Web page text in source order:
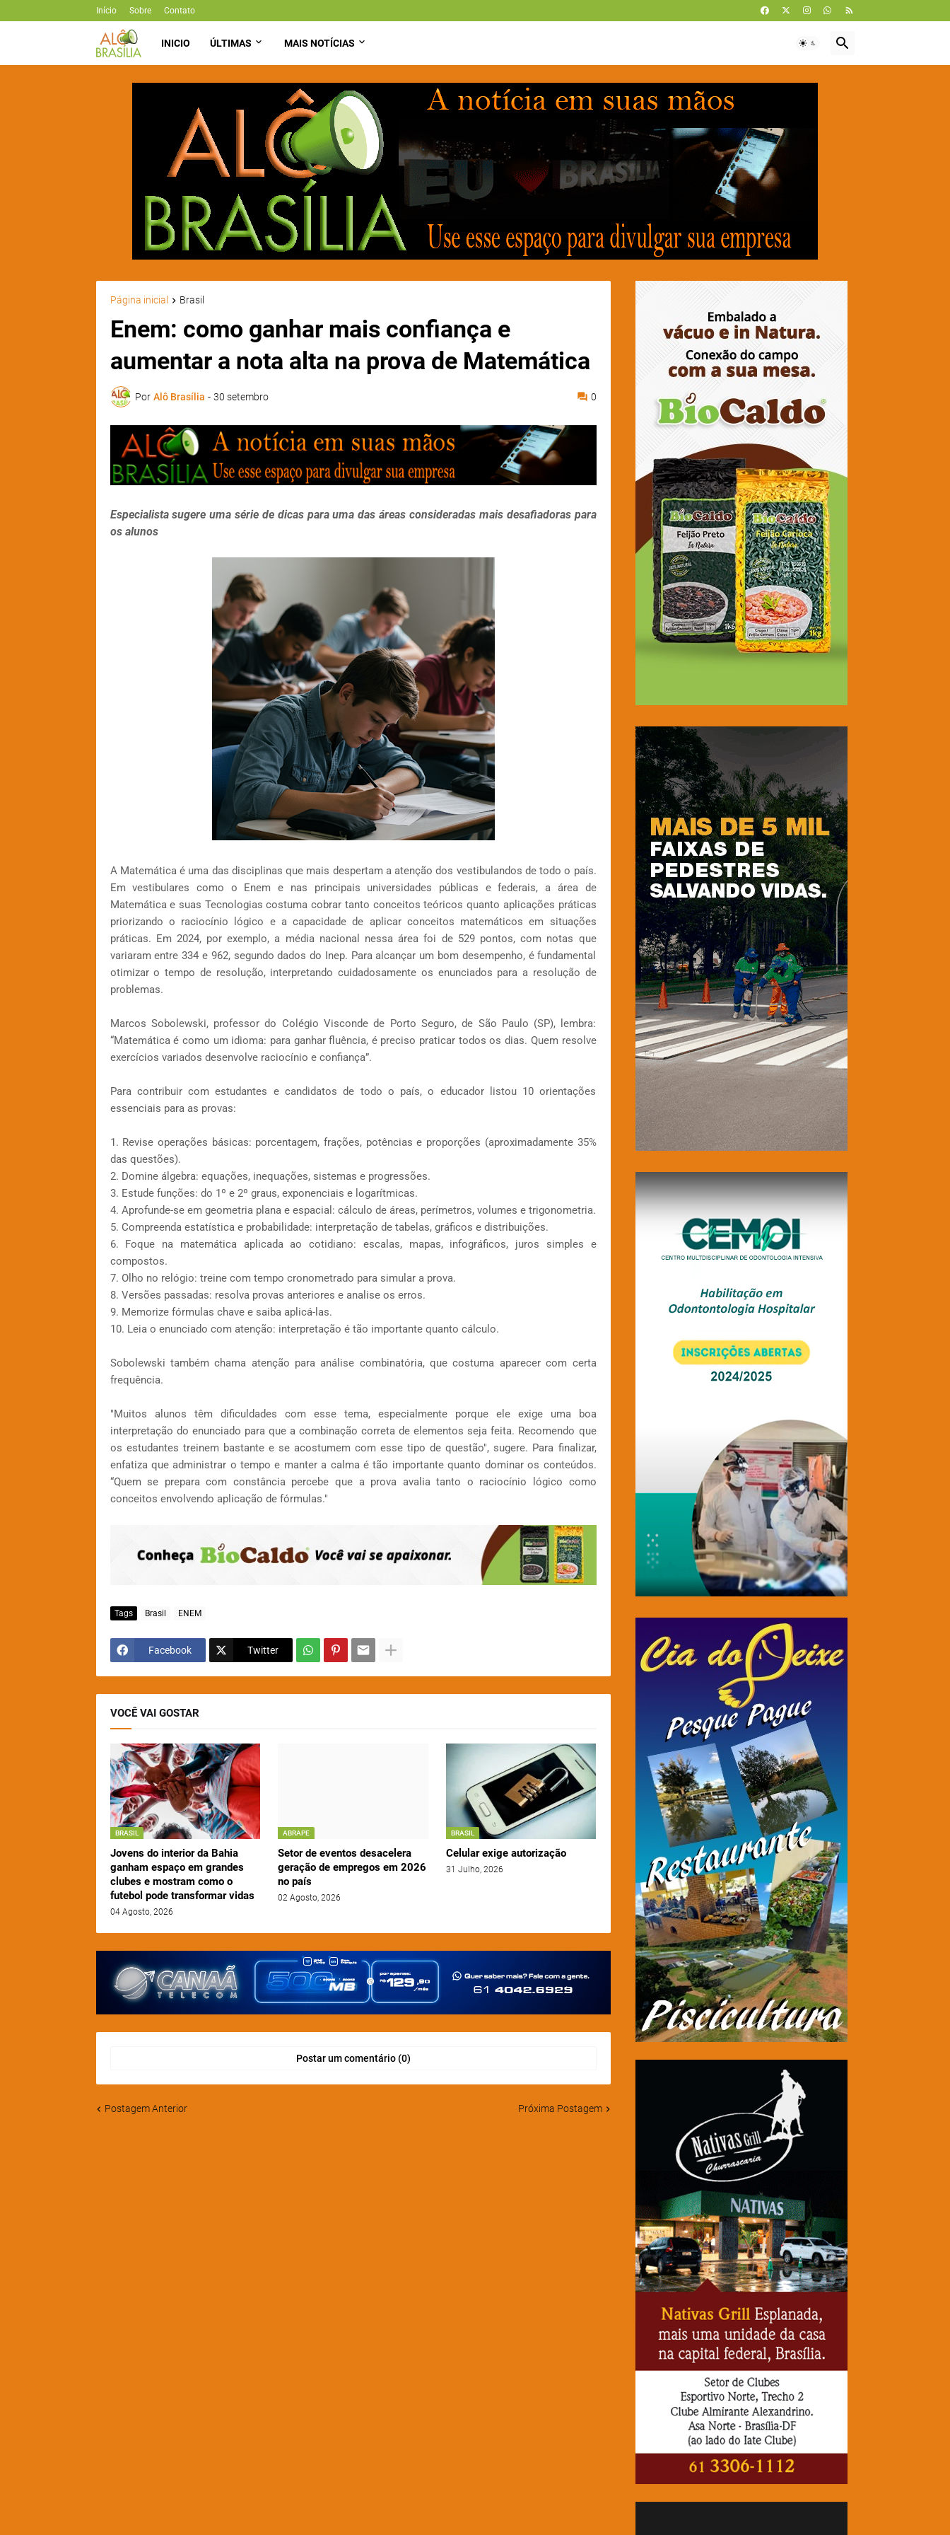
Início Sobre Contato
INICIO ÚLTIMAS MAIS NOTÍCIAS
Página inicial Brasil
Enem: como ganhar mais confiança e
aumentar a nota alta na prova de Matemática
Por Alô Brasília - 30 setembro 0
Especialista sugere uma série de dicas para uma das áreas consideradas mais desafiadoras para
os alunos
A Matemática é uma das disciplinas que mais despertam a atenção dos vestibulandos de todo o país.
Em vestibulares como o Enem e nas principais universidades públicas e federais, a área de
Matemática e suas Tecnologias costuma cobrar tanto conceitos teóricos quanto aplicações práticas
priorizando o raciocínio lógico e a capacidade de aplicar conceitos matemáticos em situações
práticas. Em 2024, por exemplo, a média nacional nessa área foi de 529 pontos, com notas que
variaram entre 334 e 962, segundo dados do Inep. Para alcançar um bom desempenho, é fundamental
otimizar o tempo de resolução, interpretando cuidadosamente os enunciados para a resolução de
problemas.
Marcos Sobolewski, professor do Colégio Visconde de Porto Seguro, de São Paulo (SP), lembra:
“Matemática é como um idioma: para ganhar fluência, é preciso praticar todos os dias. Quem resolve
exercícios variados desenvolve raciocínio e confiança”.
Para contribuir com estudantes e candidatos de todo o país, o educador listou 10 orientações
essenciais para as provas:
1. Revise operações básicas: porcentagem, frações, potências e proporções (aproximadamente 35%
das questões).
2. Domine álgebra: equações, inequações, sistemas e progressões.
3. Estude funções: do 1º e 2º graus, exponenciais e logarítmicas.
4. Aprofunde-se em geometria plana e espacial: cálculo de áreas, perímetros, volumes e trigonometria.
5. Compreenda estatística e probabilidade: interpretação de tabelas, gráficos e distribuições.
6. Foque na matemática aplicada ao cotidiano: escalas, mapas, infográficos, juros simples e
compostos.
7. Olho no relógio: treine com tempo cronometrado para simular a prova.
8. Versões passadas: resolva provas anteriores e analise os erros.
9. Memorize fórmulas chave e saiba aplicá-las.
10. Leia o enunciado com atenção: interpretação é tão importante quanto cálculo.
Sobolewski também chama atenção para análise combinatória, que costuma aparecer com certa
frequência.
"Muitos alunos têm dificuldades com esse tema, especialmente porque ele exige uma boa
interpretação do enunciado para que a combinação correta de elementos seja feita. Recomendo que
os estudantes treinem bastante e se acostumem com esse tipo de questão", sugere. Para finalizar,
enfatiza que administrar o tempo e manter a calma é tão importante quanto dominar os conteúdos.
“Quem se prepara com constância percebe que a prova avalia tanto o raciocínio lógico como
conceitos envolvendo aplicação de fórmulas."
Tags Brasil ENEM
Facebook Twitter
VOCÊ VAI GOSTAR
BRASIL
Jovens do interior da Bahia
ganham espaço em grandes
clubes e mostram como o
futebol pode transformar vidas
04 Agosto, 2026
ABRAPE
Setor de eventos desacelera
geração de empregos em 2026
no país
02 Agosto, 2026
BRASIL
Celular exige autorização
31 Julho, 2026
Postar um comentário (0)
Postagem Anterior Próxima Postagem